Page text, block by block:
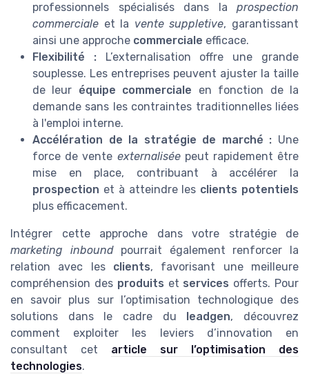
professionnels spécialisés dans la prospection
commerciale et la vente suppletive, garantissant
ainsi une approche commerciale efficace.
Flexibilité :L’externalisation offre une grande
souplesse. Les entreprises peuvent ajuster la taille
de leur équipe commerciale en fonction de la
demande sans les contraintes traditionnelles liées
à l'emploi interne.
Accélération de la stratégie de marché : Une
force de vente externaliséepeut rapidement être
mise en place, contribuant à accélérer la
prospection et à atteindre les clients potentiels
plus efficacement.
Intégrer cette approche dans votre stratégie de
marketing inboundpourrait également renforcer la
relation avec les clients, favorisant une meilleure
compréhension des produits et services offerts. Pour
en savoir plus sur l’optimisation technologique des
solutions dans le cadre du
leadgen, découvrez
comment exploiter les leviers d’innovation en
consultant cet article sur l’optimisation des
technologies.